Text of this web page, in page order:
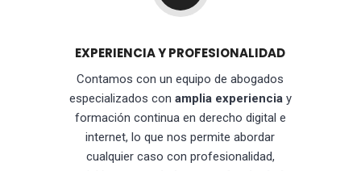
EXPERIENCIA Y PROFESIONALIDAD
Contamos con un equipo de abogados
especializados con amplia experienciay
formación continua en derecho digital e
internet, lo que nos permite abordar
cualquier caso con profesionalidad,